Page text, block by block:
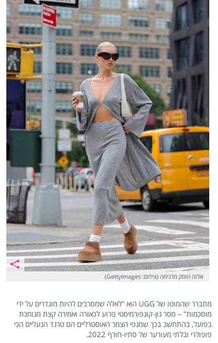
אלזה הוסק מדגימה (צילום: GettyImages)
מתברר שהמוטו של UGG הוא "לאלה שמסרבים להיות מוגדרים על ידי
מוסכמות" – מסר נון-קונפורמיסטי פרוע לכאורה ואמירה קצת מגוחכת
בפועל, בהתחשב בכך שמגפי הצמר האוסטרליים הם טרנד הנעליים הכי
פופולרי ובלתי מעורער של סתיו-חורף 2022.